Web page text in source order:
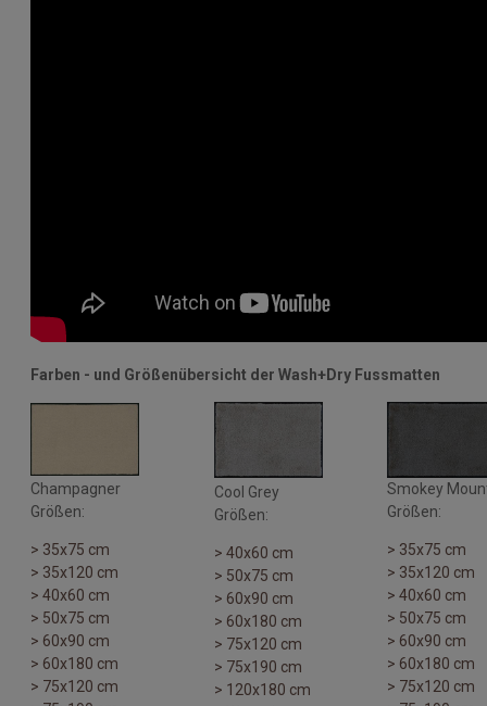
Farben - und Größenübersicht der Wash+Dry Fussmatten
Champagner
Größen:
> 35x75 cm
> 35x120 cm
> 40x60 cm
> 50x75 cm
> 60x90 cm
> 60x180 cm
> 75x120 cm
Cool Grey
Größen:
> 40x60 cm
> 50x75 cm
> 60x90 cm
> 60x180 cm
> 75x120 cm
> 75x190 cm
> 120x180 cm
Smokey
Größen:
> 35x75 cm
> 35x120 cm
> 40x60 cm
> 50x75 cm
> 60x90 cm
> 60x180 cm
> 75x120 cm